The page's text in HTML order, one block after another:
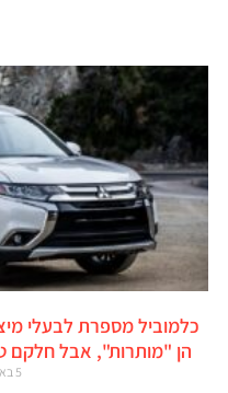
כלמוביל מספרת לבעלי
הן "מותרות", אבל חלקם
5 באוגוסט 2026